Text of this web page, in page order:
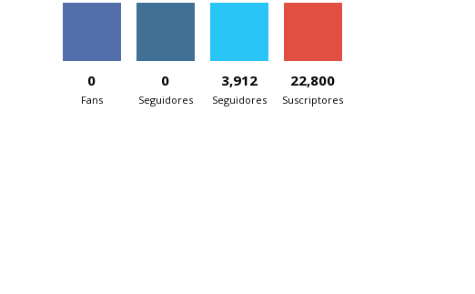
0
Fans
0
Seguidores
3,912
Seguidores
22,800
Suscriptores